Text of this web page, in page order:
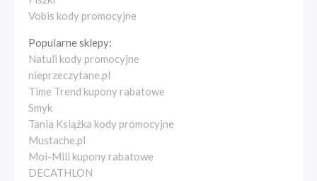
Vobis kody promocyjne
Popularne sklepy:
Natuli kody promocyjne
nieprzeczytane.pl
Time Trend kupony rabatowe
Smyk
Tania Książka kody promocyjne
Mustache.pl
Moi-Mili kupony rabatowe
DECATHLON